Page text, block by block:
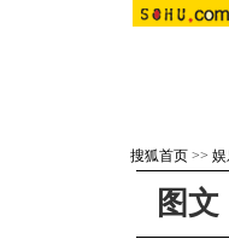
搜狐首页 >> 娱
图